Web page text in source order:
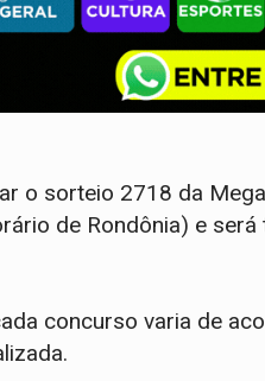
o sorteio 2718 da
de Rondônia) e
concurso varia de